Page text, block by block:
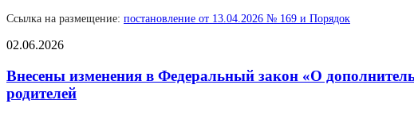
Ссылка на размещение: постановление от 13.04.2026 № 169 и Порядок
02.06.2026
Внесены изменения в Федеральный закон «О
родителей